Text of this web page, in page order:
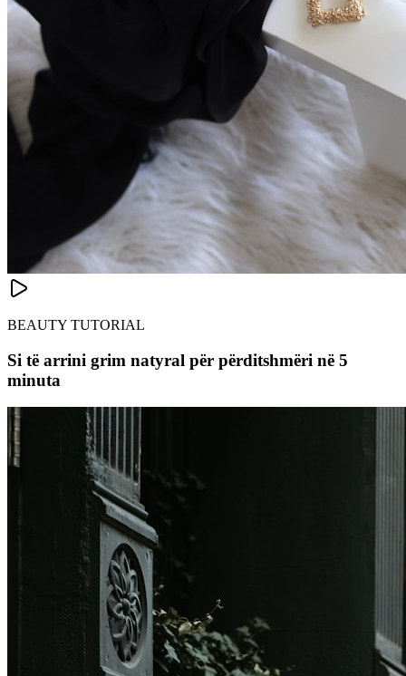
BEAUTY TUTORIAL
Si të arrini grim natyral për përditshmëri në 5
minuta